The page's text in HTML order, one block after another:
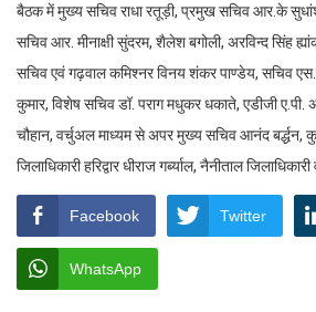
बैठक में मुख्य सचिव राधा रतूड़ी, प्रमुख सचिव आर.के
सचिव आर. मीनाक्षी सुंदरम, शैलेश बगोली, अरविन्द सिंह
सचिव एवं गढ़वाल कमिश्नर विनय शंकर पाण्डेय, सचिव
कुमार, विशेष सचिव डॉ. पराग मधुकर धकाते, एडीजी
चौहान, वर्चुअल माध्यम से अपर मुख्य सचिव आनंद बर्द्धन,
जिलाधिकारी हरिद्वार धीराज गर्ब्याल, नैनीताल
Facebook Twitter
WhatsApp